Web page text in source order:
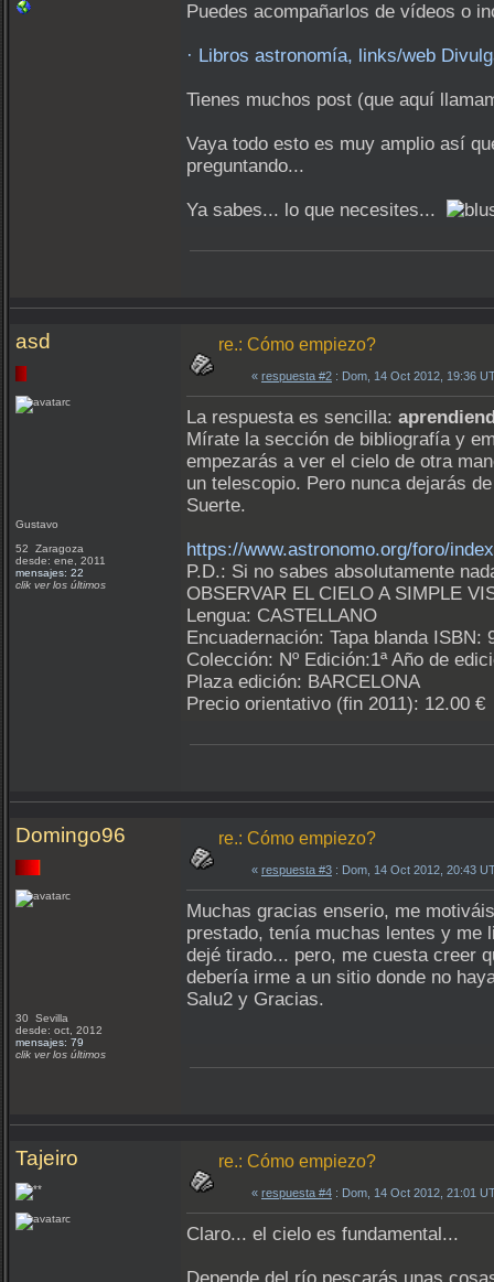
Puedes acompañarlos de vídeos o
· Libros astronomía, links/web
Tienes muchos post (que aquí
Vaya todo esto es muy amplio así
preguntando...
Ya sabes... lo que necesites...
asd
Gustavo
52 Zaragoza
desde: ene, 2011
mensajes: 22
clik ver los últimos
re.: Cómo empiezo?
« respuesta #2 : Dom, 14 Oct 2012, 19:36
La respuesta es sencilla:
Mírate la sección de bibliografía y
empezarás a ver el cielo de otra
un telescopio. Pero nunca dejarás
Suerte.
https://www.astronomo.org/foro/
P.D.: Si no sabes absolutamente
OBSERVAR EL CIELO A SIMPLE
Lengua: CASTELLANO
Encuadernación: Tapa blanda ISBN:
Colección: Nº Edición:1ª Año de
Plaza edición: BARCELONA
Precio orientativo (fin 2011): 12.00 €
Domingo96
30 Sevilla
desde: oct, 2012
mensajes: 79
clik ver los últimos
re.: Cómo empiezo?
« respuesta #3 : Dom, 14 Oct 2012, 20:43
Muchas gracias enserio, me
prestado, tenía muchas lentes y me
dejé tirado... pero, me cuesta creer
debería irme a un sitio donde no
Salu2 y Gracias.
Tajeiro re.: Cómo empiezo?
« respuesta #4 : Dom, 14 Oct 2012, 21:01
Claro... el cielo es fundamental...